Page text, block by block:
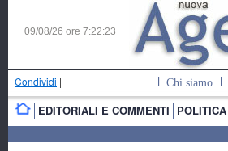
09/08/26 ore 7:22:24
Condividi | Chi siamo
EDITORIALI E COMMENTI POLITICA